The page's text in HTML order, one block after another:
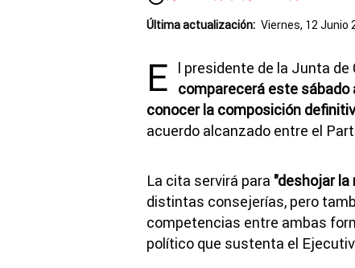
Última actualización: Viernes, 12 Junio
E l presidente de la Junta de
comparecerá este sábado
conocer la composición
acuerdo alcanzado entre el
La cita servirá para "deshojar la
distintas consejerías, pero
competencias entre ambas
político que sustenta el